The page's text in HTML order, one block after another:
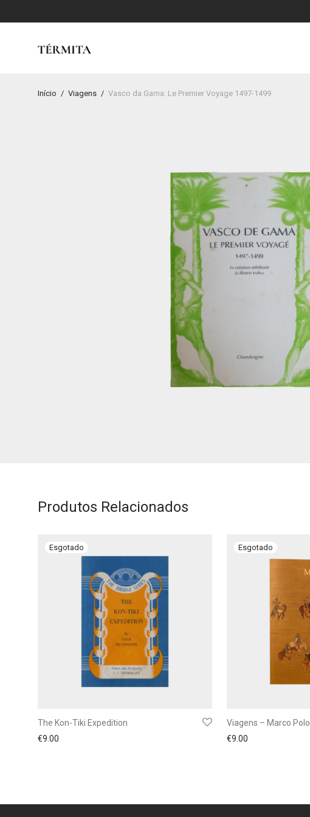
Início / Viagens / Vasco da Gama: Le Premier Voyage 1497-1499
Produtos Relacionados
The Kon-Tiki Expedition
€9.00
Viagens – Marco Polo
€9.00